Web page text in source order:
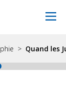
Quand les